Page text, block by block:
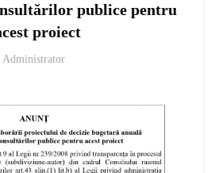
publice pentru
proiect
Administrator